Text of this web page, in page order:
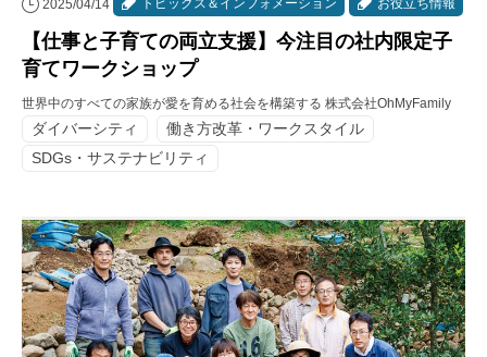
2025/04/14 トピックス＆インフォメーション お役立ち情報
【仕事と子育ての両立支援】今注目の社内限定子
育てワークショップ
世界中のすべての家族が愛を育める社会を構築する 株式会社OhMyFamily
ダイバーシティ
働き方改革・ワークスタイル
SDGs・サステナビリティ